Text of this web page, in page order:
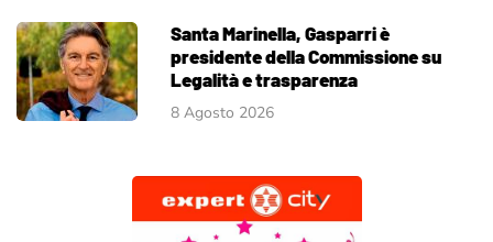
Santa Marinella, Gasparri è
presidente della Commissione su
Legalità e trasparenza
8 Agosto 2026